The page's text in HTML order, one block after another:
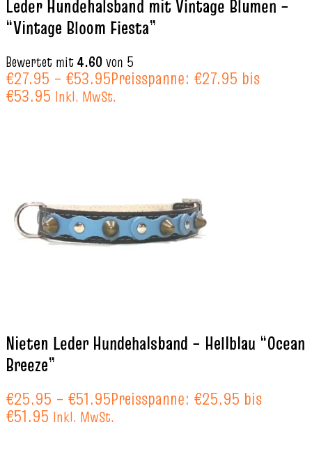
Leder Hundehalsband mit Vintage Blumen –
“Vintage Bloom Fiesta”
Bewertet mit4.60von 5
€27.95 – €53.95Preisspanne: €27.95 bis
€53.95 Inkl. MwSt.
Nieten Leder Hundehalsband – Hellblau “Ocean
Breeze”
€25.95 – €51.95Preisspanne: €25.95 bis
€51.95 Inkl. MwSt.